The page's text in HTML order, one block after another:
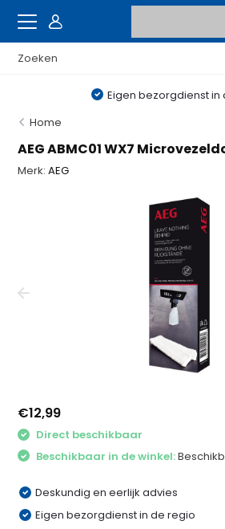
Eigen bezorgdienst in
Home
AEG ABMC01 WX7
Merk:AEG
€12,99
Direct beschikbaar
Beschikbaar in de winkel:
Deskundig en eerlijk advies
Eigen bezorgdienst in de regio